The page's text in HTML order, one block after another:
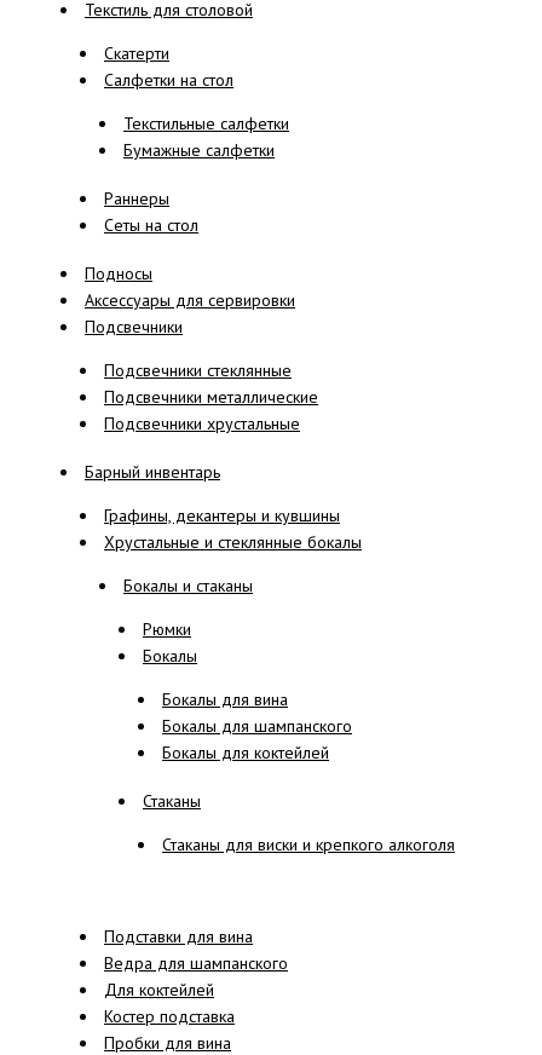
Текстиль для столовой
Скатерти
Салфетки на стол
Текстильные салфетки
Бумажные салфетки
Раннеры
Сеты на стол
Подносы
Аксессуары для сервировки
Подсвечники
Подсвечники стеклянные
Подсвечники металлические
Подсвечники хрустальные
Барный инвентарь
Графины, декантеры и кувшины
Хрустальные и стеклянные бокалы
Бокалы и стаканы
Рюмки
Бокалы
Бокалы для вина
Бокалы для шампанского
Бокалы для коктейлей
Стаканы
Стаканы для виски и крепкого алкоголя
Подставки для вина
Ведра для шампанского
Для коктейлей
Костер подставка
Пробки для вина